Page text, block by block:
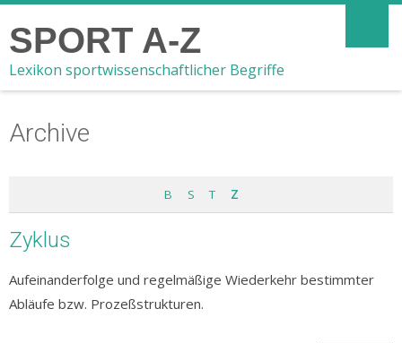
SPORT A-Z
Lexikon sportwissenschaftlicher Begriffe
Archive
B S T Z
Zyklus
Aufeinanderfolge und regelmäßige Wiederkehr bestimmter
Abläufe bzw. Prozeßstrukturen.